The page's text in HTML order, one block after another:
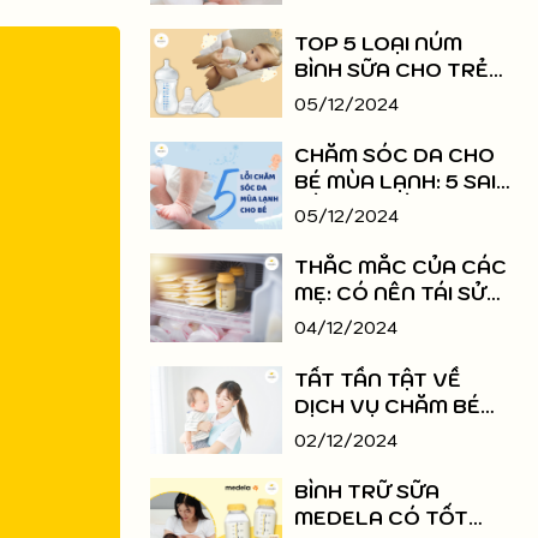
TOP 5 LOẠI NÚM
BÌNH SỮA CHO TRẺ
SƠ SINH HIỆN NAY
05/12/2024
CHĂM SÓC DA CHO
BÉ MÙA LẠNH: 5 SAI
LẦM MẸ CẦN TRÁNH
05/12/2024
THẮC MẮC CỦA CÁC
MẸ: CÓ NÊN TÁI SỬ
DỤNG TÚI TRỮ SỮA
04/12/2024
TẤT TẦN TẬT VỀ
DỊCH VỤ CHĂM BÉ
THEO GIỜ
02/12/2024
BÌNH TRỮ SỮA
MEDELA CÓ TỐT